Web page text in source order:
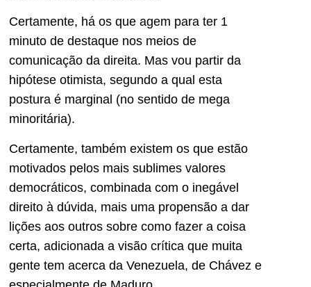
Certamente, há os que agem para ter 1
minuto de destaque nos meios de
comunicação da direita. Mas vou partir da
hipótese otimista, segundo a qual esta
postura é marginal (no sentido de mega
minoritária).
Certamente, também existem os que estão
motivados pelos mais sublimes valores
democráticos, combinada com o inegável
direito à dúvida, mais uma propensão a dar
lições aos outros sobre como fazer a coisa
certa, adicionada a visão crítica que muita
gente tem acerca da Venezuela, de Chávez e